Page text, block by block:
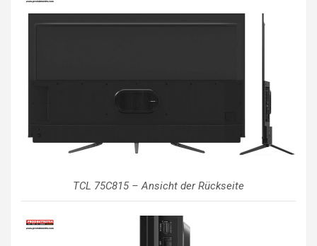
TCL 75C815 – Ansicht der Rückseite